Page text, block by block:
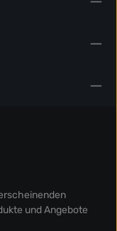
und Angebote